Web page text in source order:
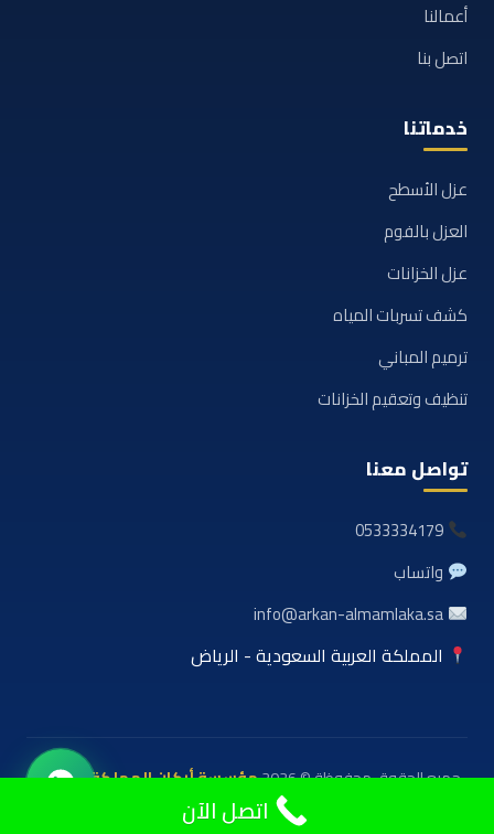
أعمالنا
اتصل بنا
خدماتنا
عزل الأسطح
العزل بالفوم
عزل الخزانات
كشف تسربات المياه
ترميم المباني
تنظيف وتعقيم الخزانات
تواصل معنا
0533334179
واتساب
info@arkan-almamlaka.sa
المملكة العربية السعودية - الرياض
جميع الحقوق محفوظة © 2026
مؤسسة أركان المملكة للعوازل
والمقاولات
اتصل الآن